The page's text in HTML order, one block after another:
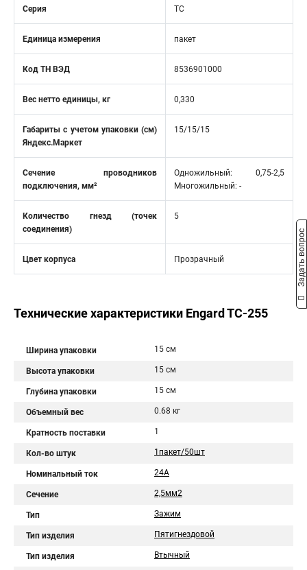
Серия TC
Единица измерения пакет
Код ТН ВЭД 8536901000
Вес нетто единицы, кг 0,330
Габариты с учетом упаковки (см)
Яндекс.Маркет
15/15/15
Сечение проводников
подключения, мм²
Одножильный: 0,75-2,5
Многожильный: -
Количество гнезд (точек
соединения)
5
Цвет корпуса Прозрачный
Технические характеристики Engard TC-255
Ширина упаковки 15 см
Высота упаковки 15 см
Глубина упаковки 15 см
Объемный вес 0.68 кг
Кратность поставки 1
Кол-во штук 1пакет/50шт
Номинальный ток 24A
Сечение 2,5мм2
Тип Зажим
Тип изделия Пятигнездовой
Тип изделия Втычный
Задать вопрос